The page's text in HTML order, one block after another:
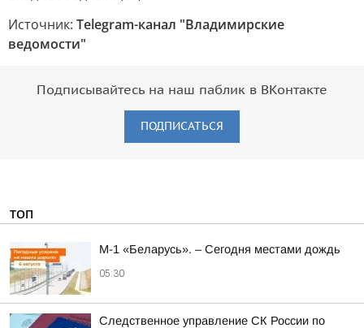
Источник: Telegram-канал "Владимирские
ведомости"
Подписывайтесь на наш паблик в ВКонтакте
ПОДПИСАТЬСЯ
ТОП
М-1 «Беларусь». – Сегодня местами дождь
05:30
Следственное управление СК России по